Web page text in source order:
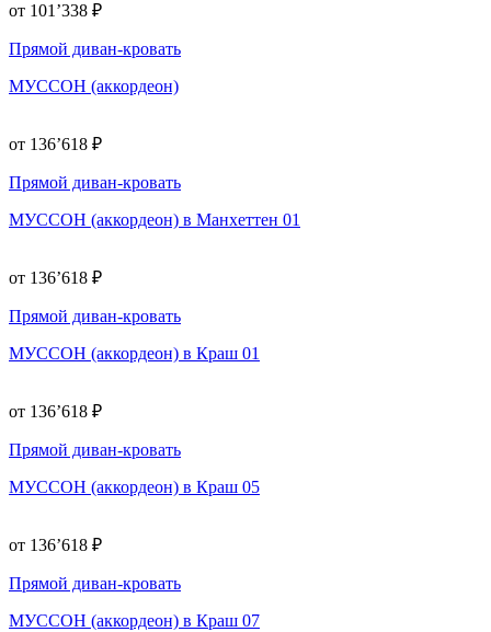
от 101’338 ₽
Прямой диван-кровать
МУССОН (аккордеон)
от 136’618 ₽
Прямой диван-кровать
МУССОН (аккордеон) в Манхеттен 01
от 136’618 ₽
Прямой диван-кровать
МУССОН (аккордеон) в Краш 01
от 136’618 ₽
Прямой диван-кровать
МУССОН (аккордеон) в Краш 05
от 136’618 ₽
Прямой диван-кровать
МУССОН (аккордеон) в Краш 07